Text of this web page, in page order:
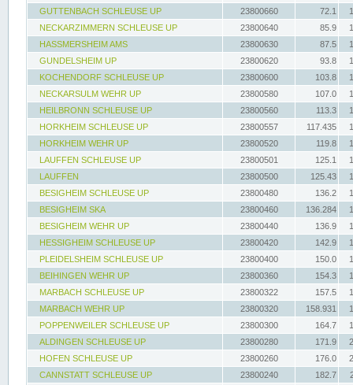
GUTTENBACH SCHLEUSE UP
23800660 72.1
NECKARZIMMERN SCHLEUSE UP
23800640 85.9
HASSMERSHEIM AMS
23800630 87.5
GUNDELSHEIM UP
23800620 93.8
KOCHENDORF SCHLEUSE UP
23800600 103.8
NECKARSULM WEHR UP
23800580 107.0
HEILBRONN SCHLEUSE UP
23800560 113.3
HORKHEIM SCHLEUSE UP
23800557 117.435
HORKHEIM WEHR UP
23800520 119.8
LAUFFEN SCHLEUSE UP
23800501 125.1
LAUFFEN
23800500 125.43
BESIGHEIM SCHLEUSE UP
23800480 136.2
BESIGHEIM SKA
23800460 136.284
BESIGHEIM WEHR UP
23800440 136.9
HESSIGHEIM SCHLEUSE UP
23800420 142.9
PLEIDELSHEIM SCHLEUSE UP
23800400 150.0
BEIHINGEN WEHR UP
23800360 154.3
MARBACH SCHLEUSE UP
23800322 157.5
MARBACH WEHR UP
23800320 158.931
POPPENWEILER SCHLEUSE UP
23800300 164.7
ALDINGEN SCHLEUSE UP
23800280 171.9
HOFEN SCHLEUSE UP
23800260 176.0
CANNSTATT SCHLEUSE UP
23800240 182.7